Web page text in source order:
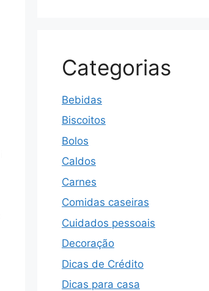
Categorias
Bebidas
Biscoitos
Bolos
Caldos
Carnes
Comidas caseiras
Cuidados pessoais
Decoração
Dicas de Crédito
Dicas para casa